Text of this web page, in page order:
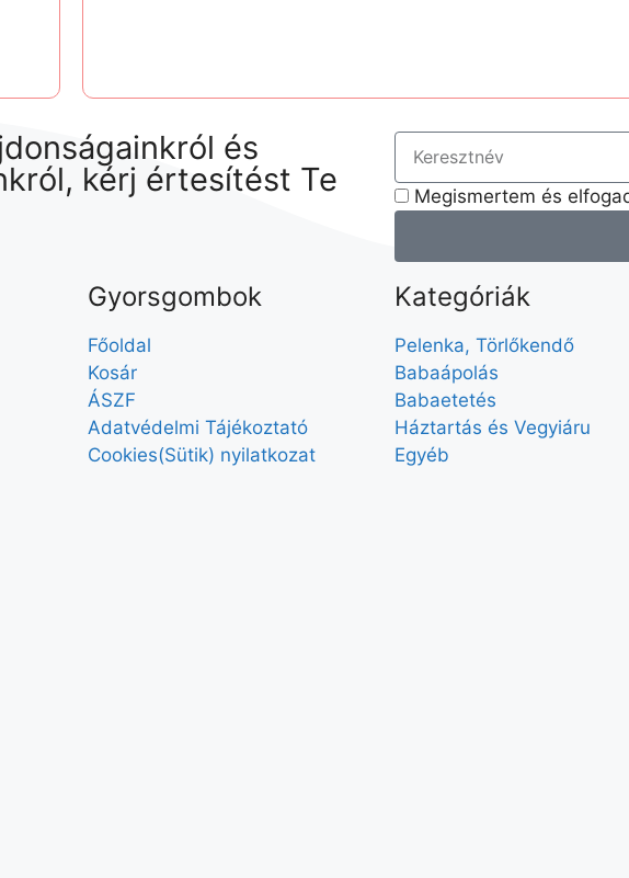
és
kérj értesítést Te
Megismertem és
Gyorsgombok
Főoldal
Kosár
ÁSZF
Adatvédelmi Tájékoztató
Cookies(Sütik) nyilatkozat
Kategóriák
Pelenka, Törlőkendő
Babaápolás
Babaetetés
Háztartás és Vegyiáru
Egyéb